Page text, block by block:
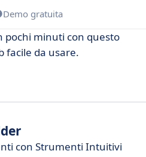
Demo gratuita
pochi minuti con questo
facile da usare.
con Strumenti Intuitivi